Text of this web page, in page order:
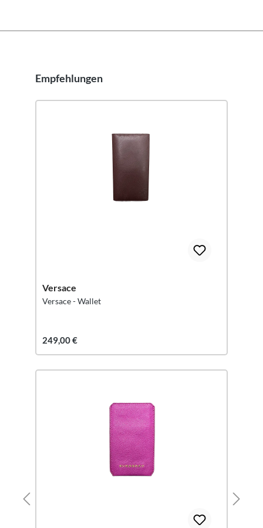
Produktgalerie überspringen
Empfehlungen
Versace
Versace - Wallet
249,00 €